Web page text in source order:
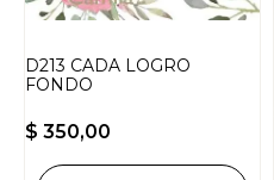
D213 CADA LOGRO
FONDO
$ 350,00